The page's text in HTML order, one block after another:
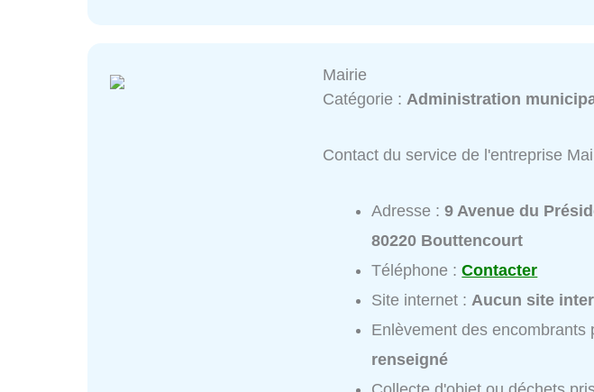
Mairie
Catégorie :Administration
Contact du service de l'entreprise
Adresse :9 Avenue du
80220 Bouttencourt
Téléphone :Contacter
Site internet : Aucun site
Enlèvement des encombrants
renseigné